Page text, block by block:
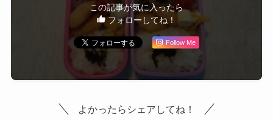
この記事が気に入ったら
フォローしてね！
Follow Me
よかったらシェアしてね！